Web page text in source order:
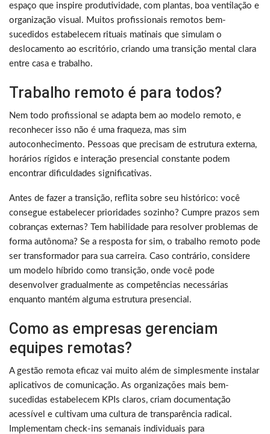
espaço que inspire produtividade, com plantas, boa ventilação e
organização visual. Muitos profissionais remotos bem-
sucedidos estabelecem rituais matinais que simulam o
deslocamento ao escritório, criando uma transição mental clara
entre casa e trabalho.
Trabalho remoto é para todos?
Nem todo profissional se adapta bem ao modelo remoto, e
reconhecer isso não é uma fraqueza, mas sim
autoconhecimento. Pessoas que precisam de estrutura externa,
horários rígidos e interação presencial constante podem
encontrar dificuldades significativas.
Antes de fazer a transição, reflita sobre seu histórico: você
consegue estabelecer prioridades sozinho? Cumpre prazos sem
cobranças externas? Tem habilidade para resolver problemas de
forma autônoma? Se a resposta for sim, o trabalho remoto pode
ser transformador para sua carreira. Caso contrário, considere
um modelo híbrido como transição, onde você pode
desenvolver gradualmente as competências necessárias
enquanto mantém alguma estrutura presencial.
Como as empresas gerenciam
equipes remotas?
A gestão remota eficaz vai muito além de simplesmente instalar
aplicativos de comunicação. As organizações mais bem-
sucedidas estabelecem KPIs claros, criam documentação
acessível e cultivam uma cultura de transparência radical.
Implementam check-ins semanais individuais para